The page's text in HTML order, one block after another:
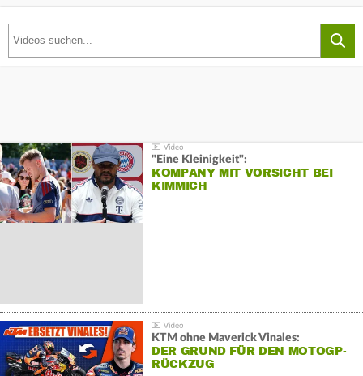
"Eine Kleinigkeit":
KOMPANY MIT VORSICHT BEI
KIMMICH
KTM ohne Maverick Vinales:
DER GRUND FÜR DEN MOTOGP-
RÜCKZUG